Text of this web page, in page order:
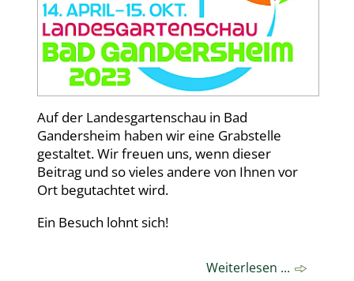
Auf der Landesgartenschau in Bad
Gandersheim haben wir eine Grabstelle
gestaltet. Wir freuen uns, wenn dieser
Beitrag und so vieles andere von Ihnen vor
Ort begutachtet wird.
Ein Besuch lohnt sich!
Weiterlesen ...